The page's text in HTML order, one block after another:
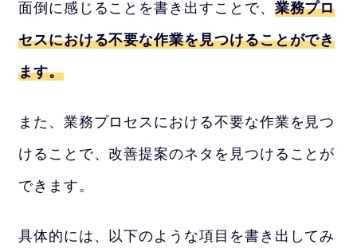
面倒に感じることを書き出すことで、 業務プロ
セスにおける不要な作業を見つけることができ
ます。
また、業務プロセスにおける不要な作業を見つ
けることで、改善提案のネタを見つけることが
できます。
具体的には、以下のような項目を書き出してみ